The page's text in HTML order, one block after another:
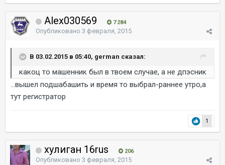
Alex030569 7 284
Опубликовано 3 февраля, 2015
В 03.02.2015 в 05:40, german сказал:
какоц то машенник был в твоем случае, а не дпэсник
...вышел подшабашить и время то выбрал-раннее утро,а
тут регистратор
1
хулиган 16rus 206
Опубликовано 3 февраля, 2015